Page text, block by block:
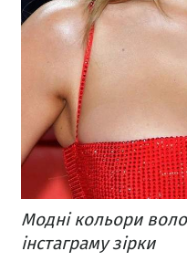
Модні кольори
інстаграму зірки